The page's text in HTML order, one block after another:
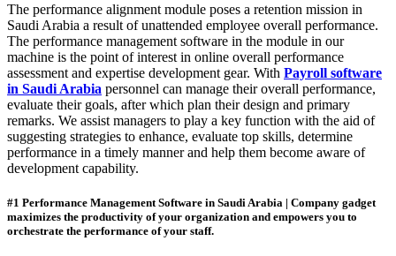
The performance alignment module poses a retention mission in
Saudi Arabia a result of unattended employee overall performance.
The performance management software in the module in our
machine is the point of interest in online overall performance
assessment and expertise development gear. With Payroll software
in Saudi Arabia personnel can manage their overall performance,
evaluate their goals, after which plan their design and primary
remarks. We assist managers to play a key function with the aid of
suggesting strategies to enhance, evaluate top skills, determine
performance in a timely manner and help them become aware of
development capability.
#1 Performance Management Software in Saudi Arabia | Company gadget
maximizes the productivity of your organization and empowers you to
orchestrate the performance of your staff.